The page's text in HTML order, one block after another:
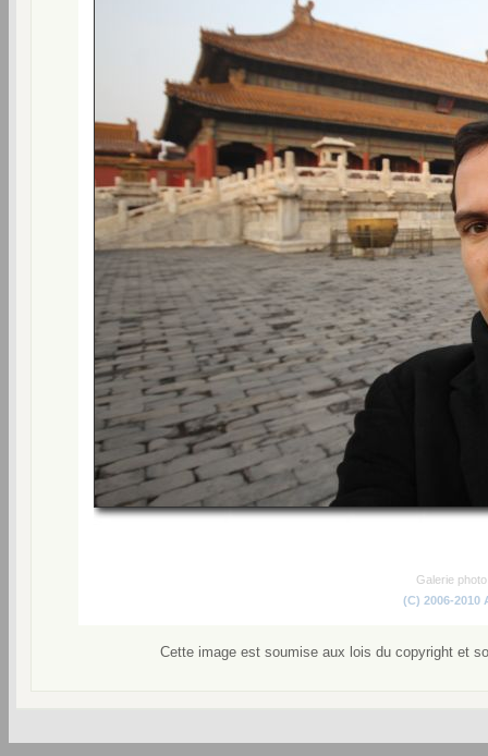
Galerie
(C) 2006-2010
Cette image est soumise aux lois du copyright et